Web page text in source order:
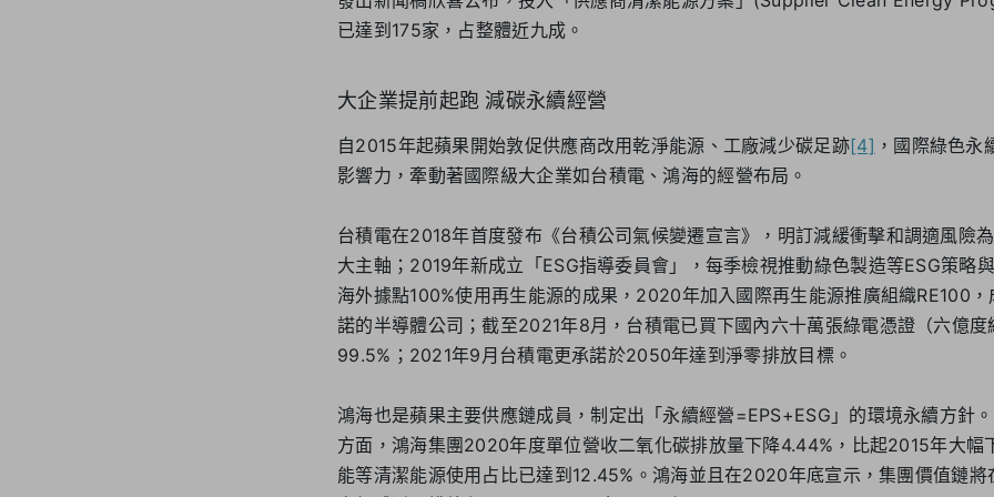
已達到175家，占整體近九成。
大企業提前起跑 減碳永續經營
自2015年起蘋果開始敦促供應商改用乾淨能源、工廠減少碳足跡[4] ，國際綠色永
影響力，牽動著國際級大企業如台積電、鴻海的經營布局。
台積電在2018年首度發布《台積公司氣候變遷宣言》，明訂減緩衝擊和調適風險
大主軸；2019年新成立「ESG指導委員會」，每季檢視推動綠色製造等ESG策略
海外據點100%使用再生能源的成果，2020年加入國際再生能源推廣組織RE100
諾的半導體公司；截至2021年8月，台積電已買下國內六十萬張綠電憑證（六億
99.5%；2021年9月台積電更承諾於2050年達到淨零排放目標。
鴻海也是蘋果主要供應鏈成員，制定出「永續經營=EPS+ESG」的環境永續方針
方面，鴻海集團2020年度單位營收二氧化碳排放量下降4.44%，比起2015年大幅
能等清潔能源使用占比已達到12.45%。鴻海並且在2020年底宣示，集團價值鏈